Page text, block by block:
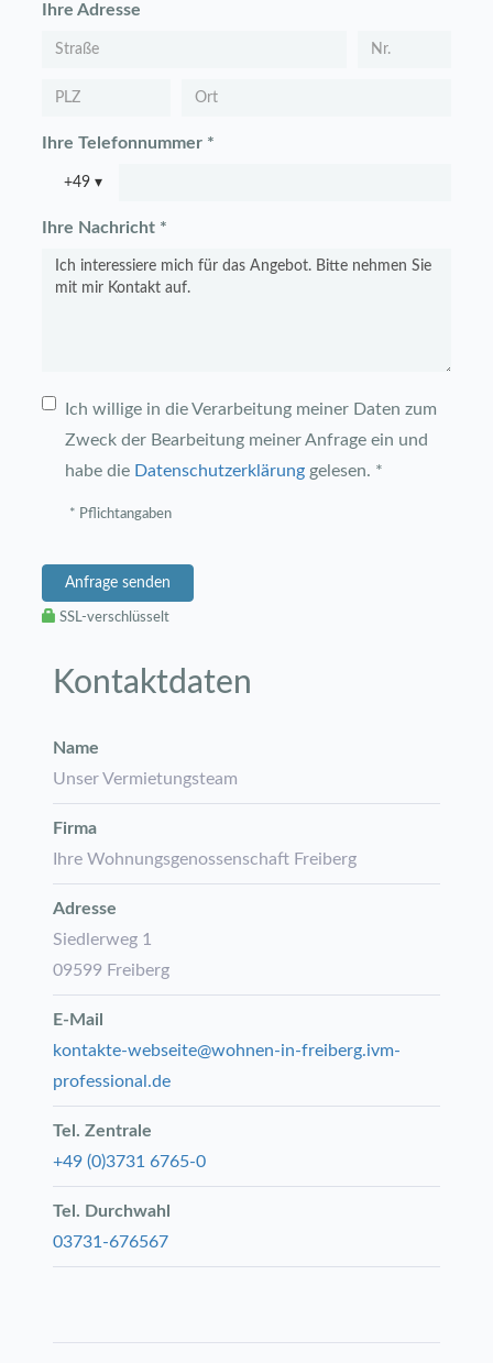
Ihre Adresse
Ihre Telefonnummer *
+49 ▾
Ihre Nachricht *
Ich willige in die Verarbeitung meiner Daten zum
Zweck der Bearbeitung meiner Anfrage ein und
habe die Datenschutzerklärung gelesen. *
* Pflichtangaben
Anfrage senden
SSL-verschlüsselt
Kontaktdaten
Name
Unser Vermietungsteam
Firma
Ihre Wohnungsgenossenschaft Freiberg
Adresse
Siedlerweg 1
09599 Freiberg
E-Mail
kontakte-webseite@wohnen-in-freiberg.ivm-
professional.de
Tel. Zentrale
+49 (0)3731 6765-0
Tel. Durchwahl
03731-676567